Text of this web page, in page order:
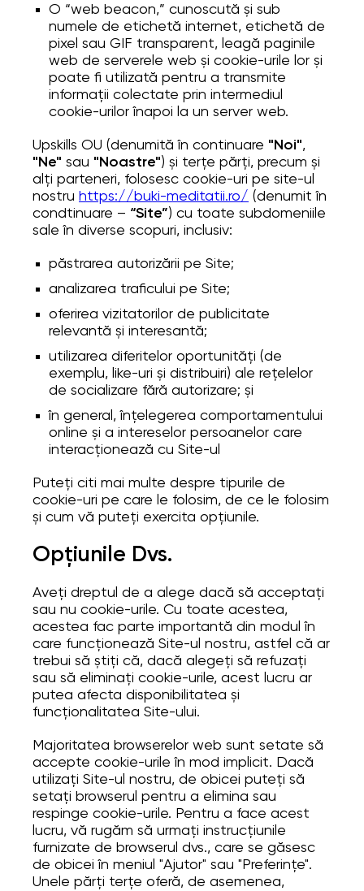
O “web beacon,” cunoscută și sub
numele de etichetă internet, etichetă de
pixel sau GIF transparent, leagă paginile
web de serverele web și cookie-urile lor și
poate fi utilizată pentru a transmite
informații colectate prin intermediul
cookie-urilor înapoi la un server web.
Upskills OU (denumită în continuare "Noi",
"Ne" sau "Noastre") și terțe părți, precum și
alți parteneri, folosesc cookie-uri pe site-ul
nostru https://buki-meditatii.ro/ (denumit în
condtinuare – “Site”) cu toate subdomeniile
sale în diverse scopuri, inclusiv:
păstrarea autorizării pe Site;
analizarea traficului pe Site;
oferirea vizitatorilor de publicitate
relevantă și interesantă;
utilizarea diferitelor oportunități (de
exemplu, like-uri și distribuiri) ale rețelelor
de socializare fără autorizare; și
în general, înțelegerea comportamentului
online și a intereselor persoanelor care
interacționează cu Site-ul
Puteți citi mai multe despre tipurile de
cookie-uri pe care le folosim, de ce le folosim
și cum vă puteți exercita opțiunile.
Opțiunile Dvs.
Aveți dreptul de a alege dacă să acceptați
sau nu cookie-urile. Cu toate acestea,
acestea fac parte importantă din modul în
care funcționează Site-ul nostru, astfel că ar
trebui să știți că, dacă alegeți să refuzați
sau să eliminați cookie-urile, acest lucru ar
putea afecta disponibilitatea și
funcționalitatea Site-ului.
Majoritatea browserelor web sunt setate să
accepte cookie-urile în mod implicit. Dacă
utilizați Site-ul nostru, de obicei puteți să
setați browserul pentru a elimina sau
respinge cookie-urile. Pentru a face acest
lucru, vă rugăm să urmați instrucțiunile
furnizate de browserul dvs., care se găsesc
de obicei în meniul "Ajutor" sau "Preferințe".
Unele părți terțe oferă, de asemenea,